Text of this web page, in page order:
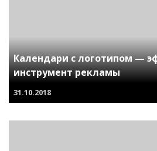
Календари с логотипом —
инструмент рекламы
31.10.2018